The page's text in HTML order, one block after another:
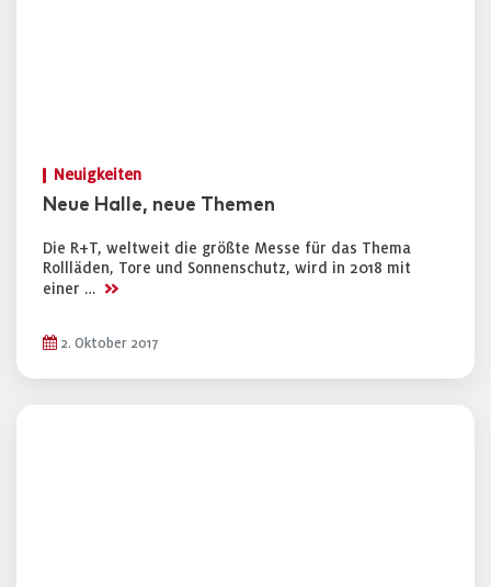
Neuigkeiten
Neue Halle, neue Themen
Die R+T, weltweit die größte Messe für das Thema
Rollläden, Tore und Sonnenschutz, wird in 2018 mit
einer … >>
2. Oktober 2017